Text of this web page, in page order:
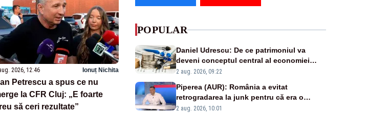
2026, 12:46 Ionuț Nichita
Petrescu a spus ce nu
la CFR Cluj: „E foarte
să ceri rezultate”
POPULAR
Daniel Udrescu: De ce patrimoniul va
deveni conceptul central al economiei
viitoare?
2 aug. 2026, 09:22
Piperea (AUR): România a evitat
retrogradarea la junk pentru că era o
catastrofă pentru bănci și fondurile de
2 aug. 2026, 10:01